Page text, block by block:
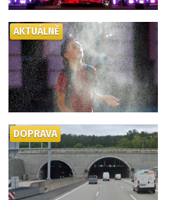
AKTUÁLNĚ
DOPRAVA